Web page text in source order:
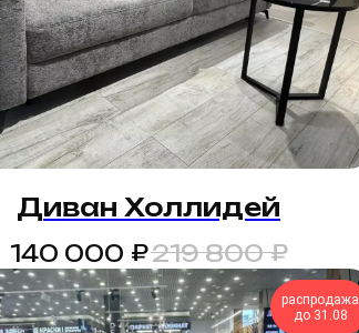
Диван Холлидей
140 000 ₽219 800 ₽
распродажа
до 31.08